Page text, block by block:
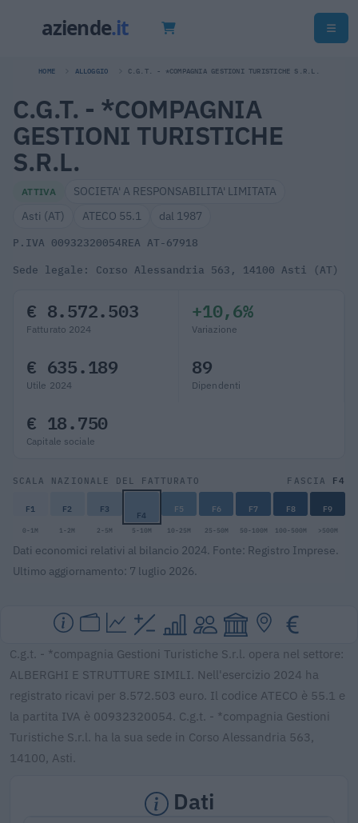
HOME ALLOGGIO C.G.T. - *COMPAGNIA GESTIONI TURISTICHE S.R.L.
C.G.T. - *COMPAGNIA
GESTIONI TURISTICHE
S.R.L.
ATTIVA
SOCIETA' A RESPONSABILITA' LIMITATA
Asti (AT)
ATECO 55.1 dal 1987
P.IVA 00932320054REA AT-67918
Sede legale: Corso Alessandria 563, 14100 Asti (AT)
€ 8.572.503
Fatturato 2024
+10,6%
Variazione
€ 635.189
Utile 2024
89
Dipendenti
€ 18.750
Capitale sociale
SCALA NAZIONALE DEL FATTURATO FASCIA F4
F1 F2 F3 F4 F5 F6 F7 F8 F9
0-1M 1-2M 2-5M 5-10M 10-25M 25-50M 50-100M 100-500M >500M
Dati economici relativi al bilancio 2024. Fonte: Registro Imprese.
Ultimo aggiornamento: 7 luglio 2026.
C.g.t. - *compagnia Gestioni Turistiche S.r.l. opera nel settore:
ALBERGHI E STRUTTURE SIMILI. Nell'esercizio 2024 ha
registrato ricavi per 8.572.503 euro. Il codice ATECO è 55.1 e
la partita IVA è 00932320054. C.g.t. - *compagnia Gestioni
Turistiche S.r.l. ha la sua sede in Corso Alessandria 563,
14100, Asti.
Dati